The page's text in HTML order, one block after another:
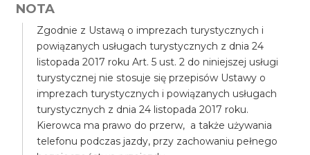
NOTA
Zgodnie z Ustawą o imprezach turystycznych i
powiązanych usługach turystycznych z dnia 24
listopada 2017 roku Art. 5 ust. 2 do niniejszej usługi
turystycznej nie stosuje się przepisów Ustawy o
imprezach turystycznych i powiązanych usługach
turystycznych z dnia 24 listopada 2017 roku.
Kierowca ma prawo do przerw, a także używania
telefonu podczas jazdy, przy zachowaniu pełnego